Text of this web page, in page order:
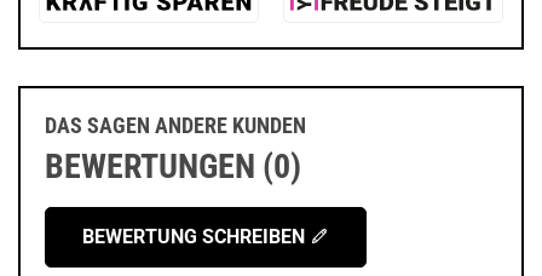
DAS SAGEN ANDERE KUNDEN
BEWERTUNGEN (0)
BEWERTUNG SCHREIBEN